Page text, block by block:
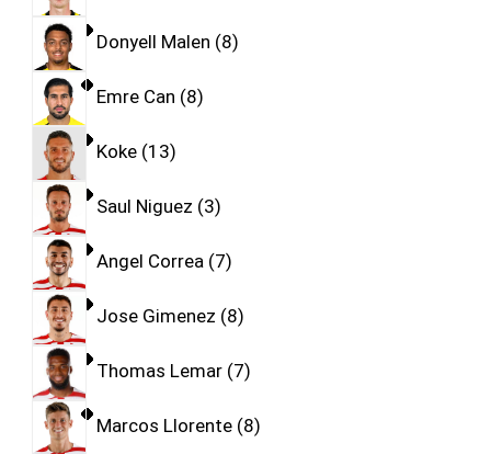
Donyell Malen 8
Emre Can 8
Koke 13
Saul Niguez 3
Angel Correa 7
Jose Gimenez 8
Thomas Lemar 7
Marcos Llorente 8